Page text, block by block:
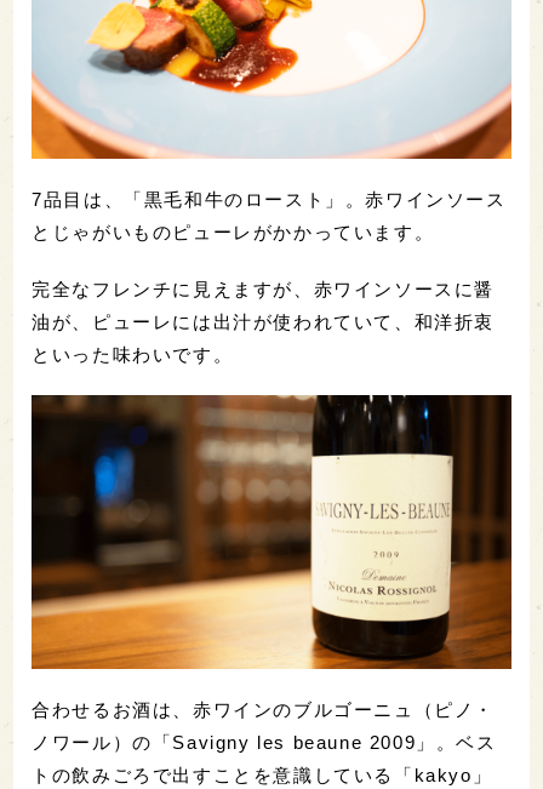
7品目は、「黒毛和牛のロースト」。赤ワインソース
とじゃがいものピューレがかかっています。
完全なフレンチに見えますが、赤ワインソースに醤
油が、ピューレには出汁が使われていて、和洋折衷
といった味わいです。
合わせるお酒は、赤ワインのブルゴーニュ（ピノ・
ノワール）の「Savigny les beaune 2009」。ベス
トの飲みごろで出すことを意識している「kakyo」